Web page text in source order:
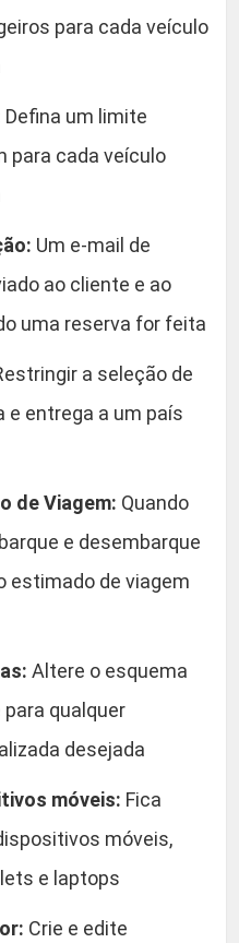
para cada veículo
Defina um limite
para cada veículo
Um e-mail de
ao cliente e ao
uma reserva for feita
a seleção de
e entrega a um país
de Viagem: Quando
e desembarque
estimado de viagem
Altere o esquema
qualquer
desejada
móveis: Fica
móveis,
e laptops
Crie e edite